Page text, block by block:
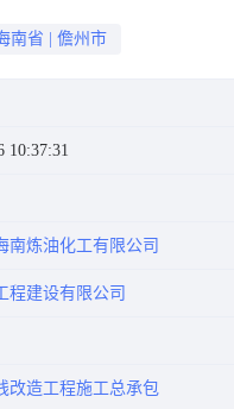
南省 儋州市
10:37:31
南炼油化工有限公司
程建设有限公司
改造工程施工总承包